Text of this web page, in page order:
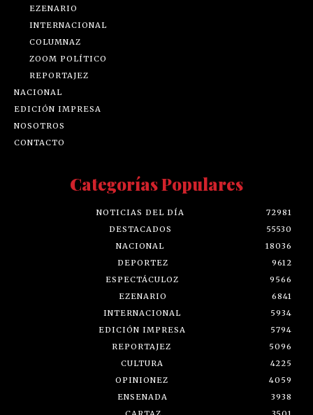
EZENARIO
INTERNACIONAL
COLUMNAZ
ZOOM POLÍTICO
REPORTAJEZ
NACIONAL
EDICIÓN IMPRESA
NOSOTROS
CONTACTO
Categorías Populares
NOTICIAS DEL DÍA
72981
DESTACADOS
55530
NACIONAL
18036
DEPORTEZ
9612
ESPECTÁCULOZ
9566
EZENARIO
6841
INTERNACIONAL
5934
EDICIÓN IMPRESA
5794
REPORTAJEZ
5096
CULTURA
4225
OPINIONEZ
4059
ENSENADA
3938